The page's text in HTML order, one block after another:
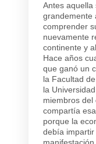
Antes aquella
grandemente
comprender
nuevamente
continente y
Hace años
que ganó un
la Facultad
la
miembros del
compartía
porque la
debía